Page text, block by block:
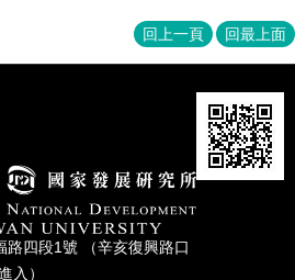
回上一頁 回最上面
四段1號 （辛亥復興路⼝
入）